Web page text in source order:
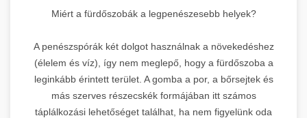
Miért a fürdőszobák a legpenészesebb helyek?
A penészspórák két dolgot használnak a növekedéshez
(élelem és víz), így nem meglepő, hogy a fürdőszoba a
leginkább érintett terület. A gomba a por, a bőrsejtek és
más szerves részecskék formájában itt számos
táplálkozási lehetőséget találhat, ha nem figyelünk oda